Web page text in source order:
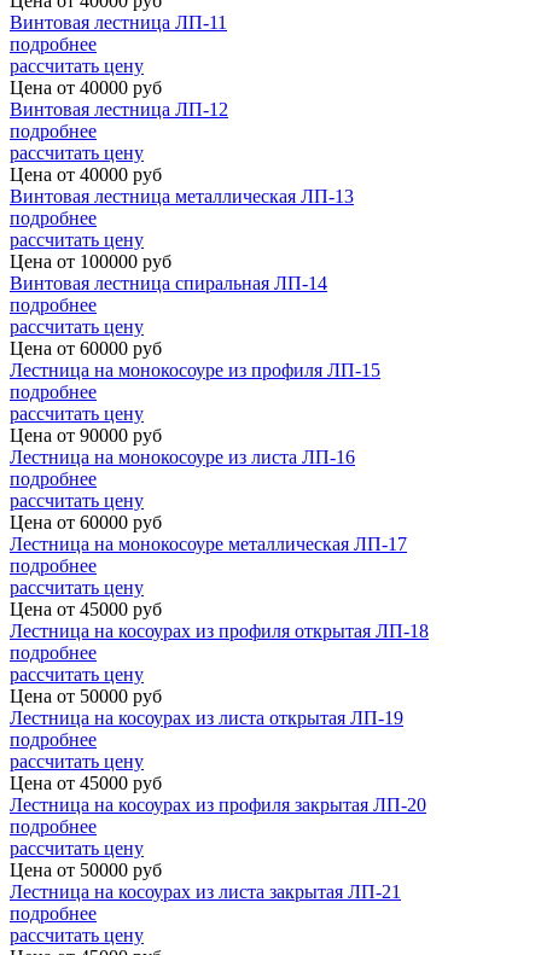
Винтовая лестница ЛП-11
подробнее
рассчитать цену
Цена от 40000 руб
Винтовая лестница ЛП-12
подробнее
рассчитать цену
Цена от 40000 руб
Винтовая лестница металлическая ЛП-13
подробнее
рассчитать цену
Цена от 100000 руб
Винтовая лестница спиральная ЛП-14
подробнее
рассчитать цену
Цена от 60000 руб
Лестница на монокосоуре из профиля ЛП-15
подробнее
рассчитать цену
Цена от 90000 руб
Лестница на монокосоуре из листа ЛП-16
подробнее
рассчитать цену
Цена от 60000 руб
Лестница на монокосоуре металлическая ЛП-17
подробнее
рассчитать цену
Цена от 45000 руб
Лестница на косоурах из профиля открытая ЛП-18
подробнее
рассчитать цену
Цена от 50000 руб
Лестница на косоурах из листа открытая ЛП-19
подробнее
рассчитать цену
Цена от 45000 руб
Лестница на косоурах из профиля закрытая ЛП-20
подробнее
рассчитать цену
Цена от 50000 руб
Лестница на косоурах из листа закрытая ЛП-21
подробнее
рассчитать цену